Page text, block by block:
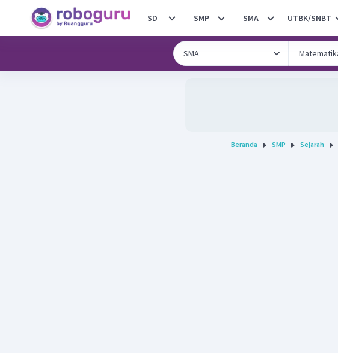
SD SMP SMA UTBK/SNBT
Beranda SMP Sejarah